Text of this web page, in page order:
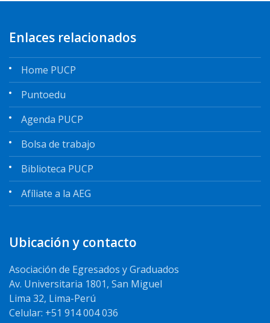
Enlaces relacionados
Home PUCP
Puntoedu
Agenda PUCP
Bolsa de trabajo
Biblioteca PUCP
Afíliate a la AEG
Ubicación y contacto
Asociación de Egresados y Graduados
Av. Universitaria 1801, San Miguel
Lima 32, Lima-Perú
Celular: +51 914 004 036